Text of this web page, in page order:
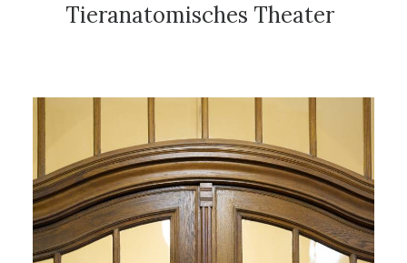
Tieranatomisches Theater